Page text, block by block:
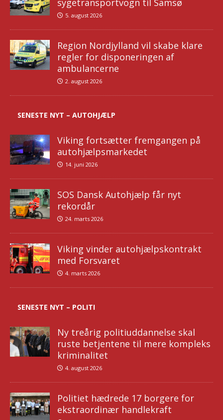
sygetransportvogn til Samsø
5. august 2026
Region Nordjylland vil skabe klare
regler for disponeringen af
ambulancerne
2. august 2026
SENESTE NYT – AUTOHJÆLP
Viking fortsætter fremgangen på
autohjælpsmarkedet
14. juni 2026
SOS Dansk Autohjælp får nyt
rekordår
24. marts 2026
Viking vinder autohjælpskontrakt
med Forsvaret
4. marts 2026
SENESTE NYT – POLITI
Ny treårig politiuddannelse skal
ruste betjentene til mere kompleks
kriminalitet
4. august 2026
Politiet hædrede 17 borgere for
ekstraordinær handlekraft